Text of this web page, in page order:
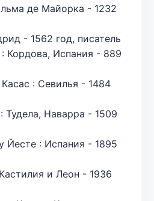
де Майорка - 1232
- 1562 год, писатель
Кордова, Испания - 889
: Севилья - 1484
Тудела, Наварра - 1509
Йесте : Испания - 1895
и Леон - 1936